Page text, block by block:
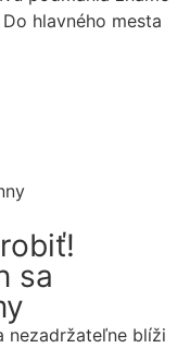
hlavného mesta
sa
nezadržateľne blíži